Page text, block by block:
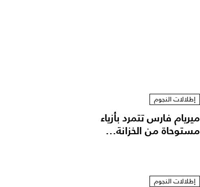
إطلالات النجوم
ميريام فارس تتمرد بأزياء
مستوحاة من الخزانة...
إطلالات النجوم